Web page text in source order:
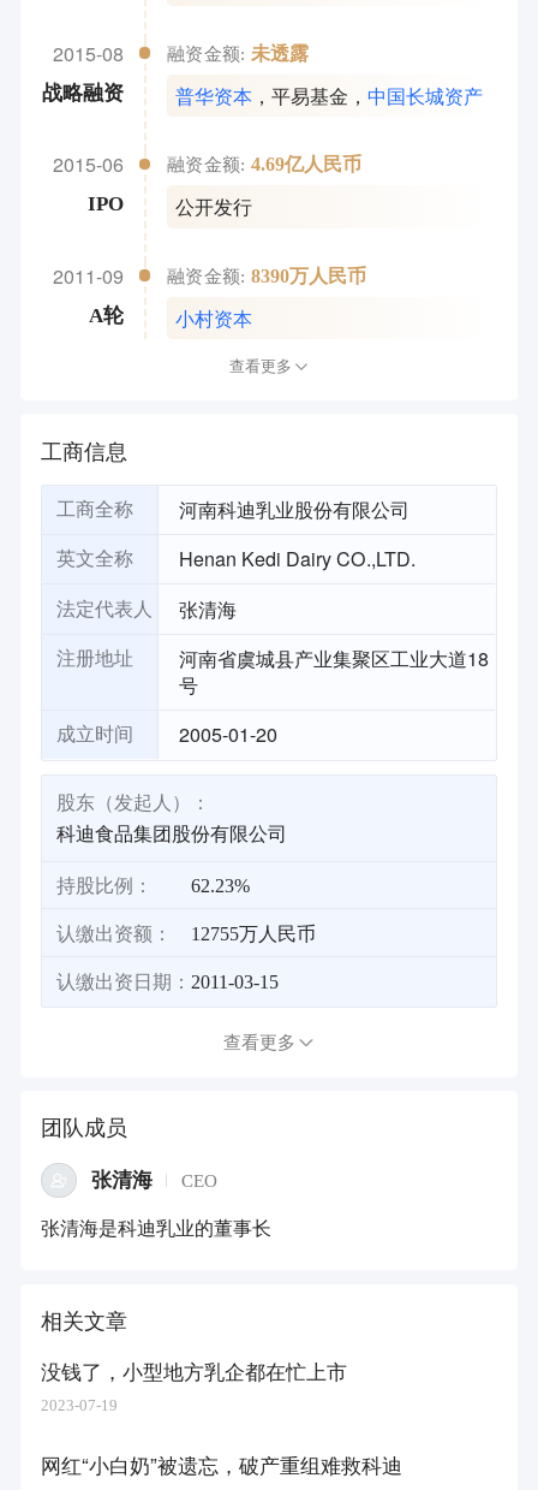
2015-08
战略融资
融资金额: 未透露
普华资本 ，平易基金 ，中国长城资产
2015-06
IPO
融资金额: 4.69亿人民币
公开发行
2011-09
A轮
融资金额: 8390万人民币
小村资本
查看更多
工商信息
工商全称 河南科迪乳业股份有限公司
英文全称 Henan Kedi Dairy CO.,LTD.
法定代表人 张清海
注册地址
河南省虞城县产业集聚区工业大道18
号
成立时间 2005-01-20
股东（发起人）：
科迪食品集团股份有限公司
持股比例： 62.23%
认缴出资额： 12755万人民币
认缴出资日期： 2011-03-15
查看更多
团队成员
张清海 CEO
张清海是科迪乳业的董事长
相关文章
没钱了，小型地方乳企都在忙上市
2023-07-19
网红“小白奶”被遗忘，破产重组难救科迪